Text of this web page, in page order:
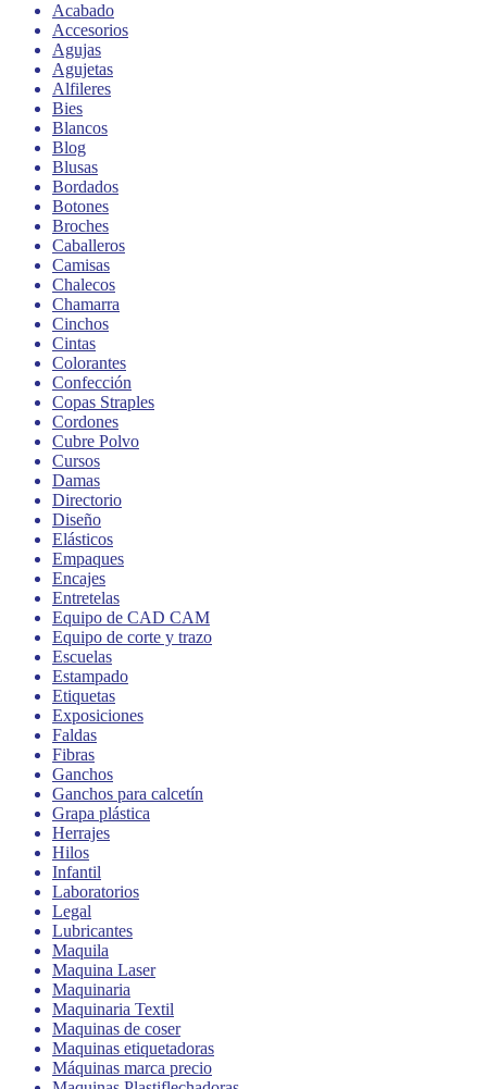
Acabado
Accesorios
Agujas
Agujetas
Alfileres
Bies
Blancos
Blog
Blusas
Bordados
Botones
Broches
Caballeros
Camisas
Chalecos
Chamarra
Cinchos
Cintas
Colorantes
Confección
Copas Straples
Cordones
Cubre Polvo
Cursos
Damas
Directorio
Diseño
Elásticos
Empaques
Encajes
Entretelas
Equipo de CAD CAM
Equipo de corte y trazo
Escuelas
Estampado
Etiquetas
Exposiciones
Faldas
Fibras
Ganchos
Ganchos para calcetín
Grapa plástica
Herrajes
Hilos
Infantil
Laboratorios
Legal
Lubricantes
Maquila
Maquina Laser
Maquinaria
Maquinaria Textil
Maquinas de coser
Maquinas etiquetadoras
Máquinas marca precio